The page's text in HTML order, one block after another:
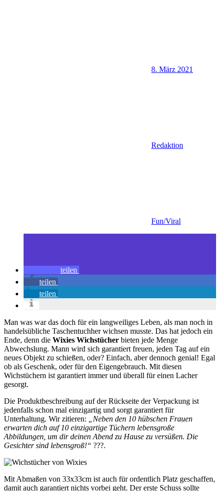
8. März 2021
Redaktion
Fun/Viral
teilen
teilen
teilen
Man was war das doch für ein langweiliges Leben, als man noch in
handelsübliche Taschentuchher wichsen musste. Das hat jedoch ein
Ende, denn die Wixies Wichstücher bieten jede Menge
Abwechslung. Mann wird sich garantiert freuen, jeden Tag auf ein
neues Objekt zu schießen, oder? Einfach, aber dennoch genial! Egal
ob als Geschenk, oder für den Eigengebrauch. Mit diesen
Wichstüchern ist garantiert immer und überall für einen Lacher
gesorgt.
Die Produktbeschreibung auf der Rückseite der Verpackung ist
jedenfalls schon mal einzigartig und sorgt garantiert für
Unterhaltung. Wir zitieren: „Neben den 10 hübschen Frauen
erwarten dich auf 10 einzigartige Tüchern lebensgroße
Abbildungen, um dir deinen Abend zu Hause zu versüßen. Die
Gesichter sind lebensgroß!“ ???.
Mit Abmaßen von 33x33cm ist auch für ordentlich Platz geschaffen,
damit auch garantiert nichts vorbei geht. Der erste Schuss sollte